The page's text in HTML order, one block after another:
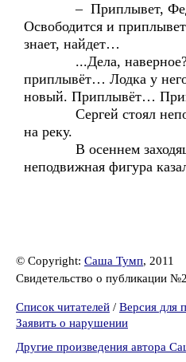
– Приплывет,
Освободится и
знает, найдет…
...Дела, наверное?
приплывёт… Лодка у
новый. Приплывёт…
Сергей стоял
на реку.
В осеннем
неподвижная фигура
© Copyright: Саша Тумп, 2011
Свидетельство о публикации
Список читателей / Версия для
Заявить о нарушении
Другие произведения автора